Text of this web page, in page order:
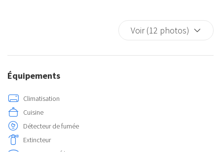
Voir (12 photos)
Équipements
Climatisation
Cuisine
Détecteur de fumée
Extincteur
Internet sans fil